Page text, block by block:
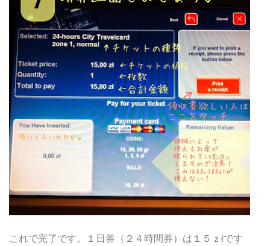
これで完了です。１日券（２４時間券）は１５ｚłです